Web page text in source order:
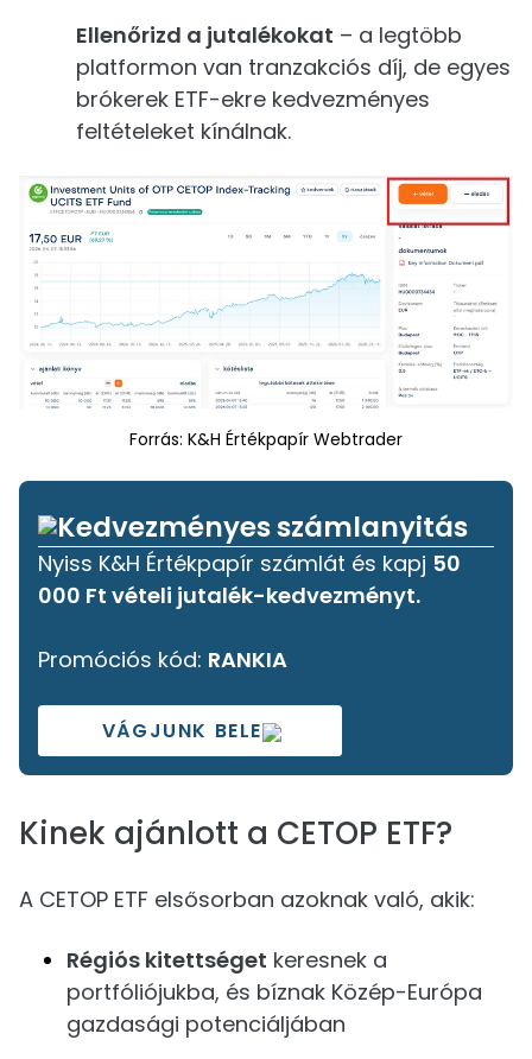
Ellenőrizd a jutalékokat – a legtöbb
platformon van tranzakciós díj, de egyes
brókerek ETF-ekre kedvezményes
feltételeket kínálnak.
Forrás: K&H Értékpapír Webtrader
Kedvezményes számlanyitás
Nyiss K&H Értékpapír számlát és kapj 50
000 Ft vételi jutalék-kedvezményt.
Promóciós kód: RANKIA
VÁGJUNK BELE
Kinek ajánlott a CETOP ETF?
A CETOP ETF elsősorban azoknak való, akik:
Régiós kitettséget keresnek a
portfóliójukba, és bíznak Közép-Európa
gazdasági potenciáljában